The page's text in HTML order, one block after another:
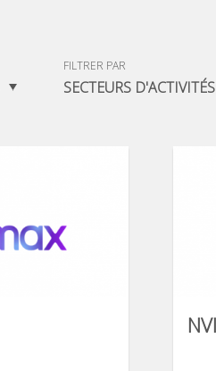
FILTRER PAR
SECTEURS D'ACTIVITÉS